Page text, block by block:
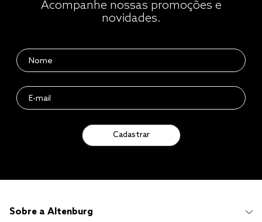
Acompanhe nossas promoções e
novidades.
Cadastrar
Sobre a Altenburg